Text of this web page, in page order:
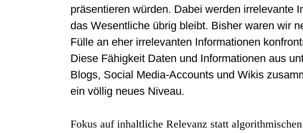
präsentieren würden. Dabei werden irrelevante
das Wesentliche übrig bleibt. Bisher waren wir
Fülle an eher irrelevanten Informationen
Diese Fähigkeit Daten und Informationen aus
Blogs, Social Media-Accounts und Wikis
ein völlig neues Niveau.
Fokus auf inhaltliche Relevanz statt